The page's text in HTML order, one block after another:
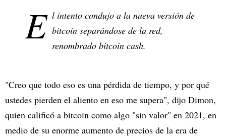
E l intento condujo a la nueva versión de
bitcoin separándose de la red,
renombrado bitcoin cash.
"Creo que todo eso es una pérdida de tiempo, y por qué
ustedes pierden el aliento en eso me supera", dijo Dimon,
quien calificó a bitcoin como algo "sin valor" en 2021, en
medio de su enorme aumento de precios de la era de